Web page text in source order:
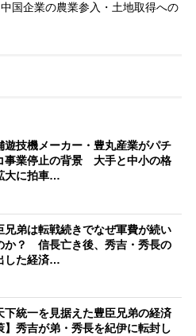
国企業の農業参入・土地取得への
遊技機メーカー・豊丸産業がパチ
事業停止の背景 大手と中小の格
大に拍車…
兄弟は転戦続きでなぜ軍費が続い
か？ 信長亡き後、秀吉・秀長の
した経済…
下統一を見据えた豊臣兄弟の経済
】秀吉が弟・秀長を紀伊に転封し